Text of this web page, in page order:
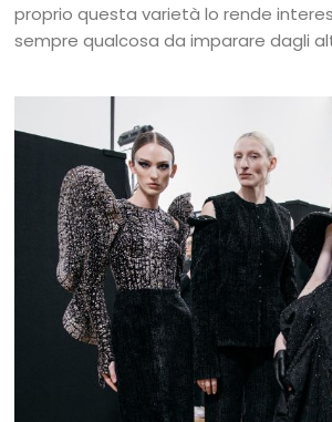
proprio questa varietà lo rende
sempre qualcosa da imparare dagli